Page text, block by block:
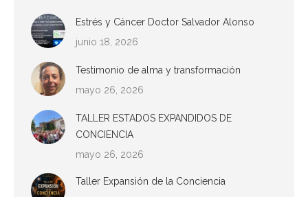
Estrés y Cáncer Doctor Salvador Alonso
junio 18, 2026
Testimonio de alma y transformación
mayo 26, 2026
TALLER ESTADOS EXPANDIDOS DE
CONCIENCIA
mayo 26, 2026
Taller Expansión de la Conciencia